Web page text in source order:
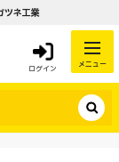
ツネ工業
ログイン メニュー